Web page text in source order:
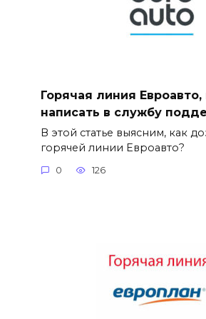
Горячая линия Евроавто,
написать в службу
В этой статье выясним, как
горячей линии Евроавто?
0 126